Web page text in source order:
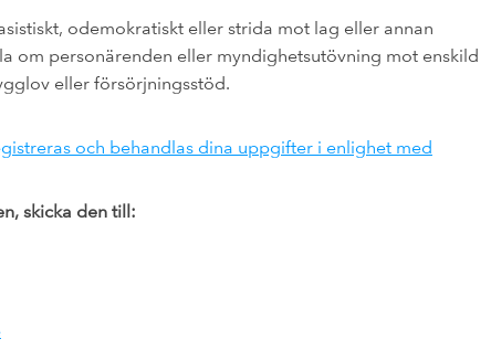
odemokratiskt eller strida mot lag eller annan
om personärenden eller myndighetsutövning mot enskild
eller försörjningsstöd.
och behandlas dina uppgifter i enlighet med
skicka den till: